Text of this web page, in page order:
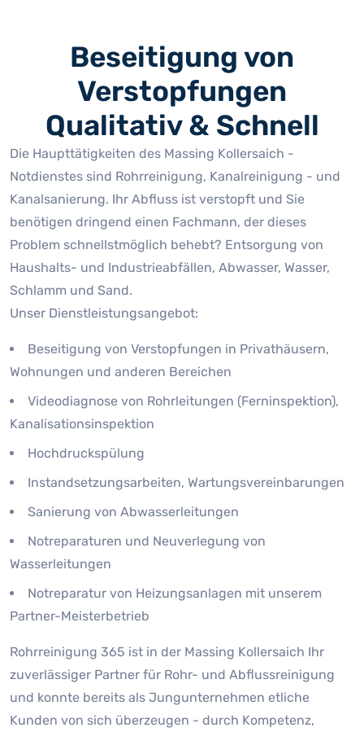
Beseitigung von
Verstopfungen
Qualitativ & Schnell
Die Haupttätigkeiten des Massing Kollersaich -
Notdienstes sind Rohrreinigung, Kanalreinigung - und
Kanalsanierung. Ihr Abfluss ist verstopft und Sie
benötigen dringend einen Fachmann, der dieses
Problem schnellstmöglich behebt? Entsorgung von
Haushalts- und Industrieabfällen, Abwasser, Wasser,
Schlamm und Sand.
Unser Dienstleistungsangebot:
Beseitigung von Verstopfungen in Privathäusern,
Wohnungen und anderen Bereichen
Videodiagnose von Rohrleitungen (Ferninspektion),
Kanalisationsinspektion
Hochdruckspülung
Instandsetzungsarbeiten, Wartungsvereinbarungen
Sanierung von Abwasserleitungen
Notreparaturen und Neuverlegung von
Wasserleitungen
Notreparatur von Heizungsanlagen mit unserem
Partner-Meisterbetrieb
Rohrreinigung 365 ist in der Massing Kollersaich Ihr
zuverlässiger Partner für Rohr- und Abflussreinigung
und konnte bereits als Jungunternehmen etliche
Kunden von sich überzeugen - durch Kompetenz,